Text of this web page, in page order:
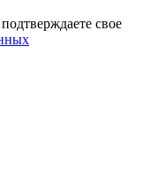
свое